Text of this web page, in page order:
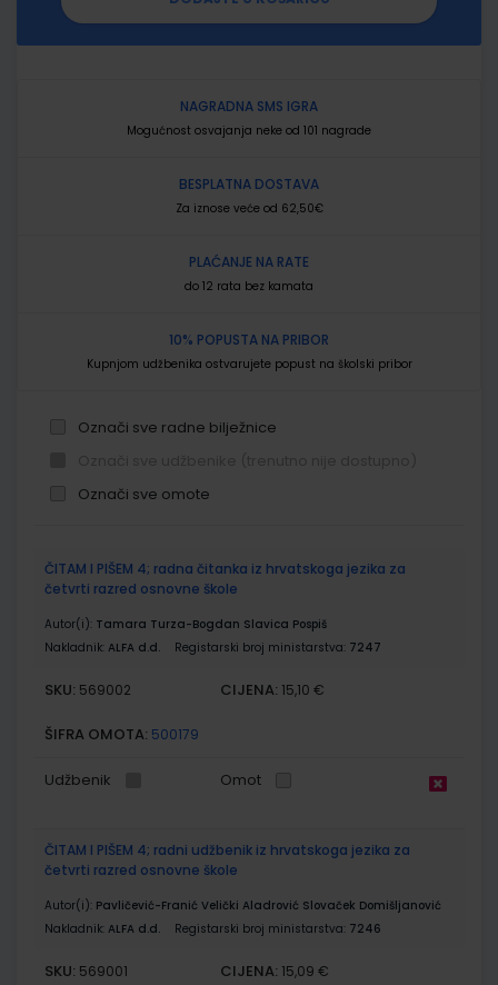
NAGRADNA SMS IGRA
Mogućnost osvajanja neke od 101 nagrade
BESPLATNA DOSTAVA
Za iznose veće od 62,50€
PLAĆANJE NA RATE
do 12 rata bez kamata
10% POPUSTA NA PRIBOR
Kupnjom udžbenika ostvarujete popust na školski pribor
Označi sve radne bilježnice
Označi sve omote
proizvodi
ČITAM I PIŠEM 4; radna čitanka iz hrvatskoga jezika za
četvrti razred osnovne škole
Autor(i): Tamara Turza-Bogdan Slavica Pospiš
Nakladnik: ALFA d.d. Registarski broj ministarstva: 7247
SKU: 569002 CIJENA: 15,10 €
ŠIFRA OMOTA: 500179
Udžbenik Omot
ČITAM I PIŠEM 4; radni udžbenik iz hrvatskoga jezika za
četvrti razred osnovne škole
Autor(i): Pavličević-Franić Velički Aladrović Slovaček Domišljanović
Nakladnik: ALFA d.d. Registarski broj ministarstva: 7246
SKU: 569001 CIJENA: 15,09 €